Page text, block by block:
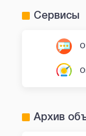
Сервисы
Архив